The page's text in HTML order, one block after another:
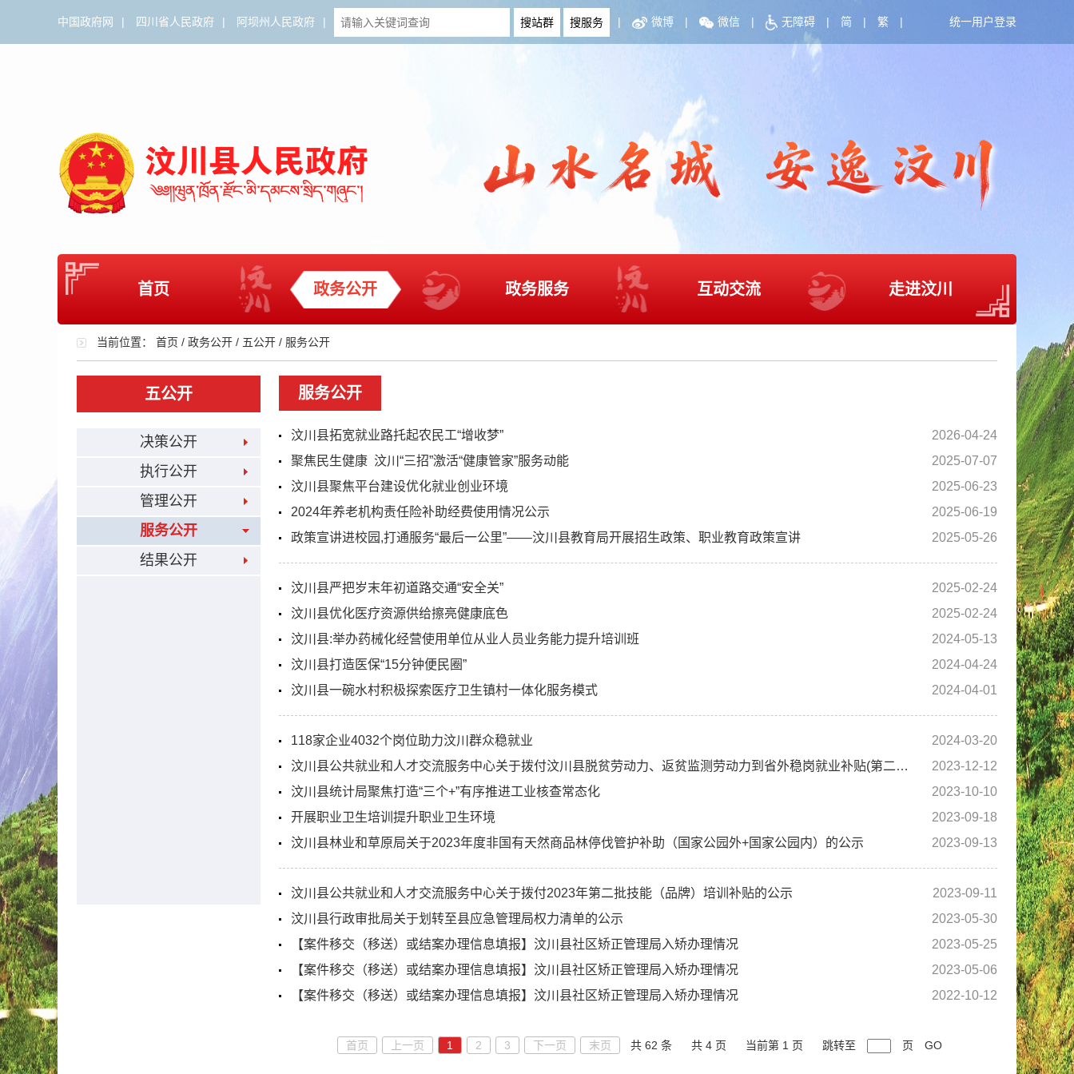
中国政府网 | 四川省人民政府 | 阿坝州人民政府 | | 微博 | 微信 | 无障碍 | 简 | 繁 | 统一用户登录
首页 政务公开 政务服务 互动交流 走进汶川
当前位置： 首页 / 政务公开 / 五公开 / 服务公开
五公开
决策公开
执行公开
管理公开
服务公开
结果公开
服务公开
汶川县拓宽就业路托起农民工“增收梦”
2026-04-24
聚焦民生健康 汶川“三招”激活“健康管家”服务动能
2025-07-07
汶川县聚焦平台建设优化就业创业环境
2025-06-23
2024年养老机构责任险补助经费使用情况公示
2025-06-19
政策宣讲进校园,打通服务“最后一公里”——汶川县教育局开展招生政策、职业教育政策宣讲
2025-05-26
汶川县严把岁末年初道路交通“安全关”
2025-02-24
汶川县优化医疗资源供给擦亮健康底色
2025-02-24
汶川县:举办药械化经营使用单位从业人员业务能力提升培训班
2024-05-13
汶川县打造医保“15分钟便民圈”
2024-04-24
汶川县一碗水村积极探索医疗卫生镇村一体化服务模式
2024-04-01
118家企业4032个岗位助力汶川群众稳就业
2024-03-20
汶川县公共就业和人才交流服务中心关于拨付汶川县脱贫劳动力、返贫监测劳动力到省外稳岗就业补贴(第二批)的公示
2023-12-12
汶川县统计局聚焦打造“三个+”有序推进工业核查常态化
2023-10-10
开展职业卫生培训提升职业卫生环境
2023-09-18
汶川县林业和草原局关于2023年度非国有天然商品林停伐管护补助（国家公园外+国家公园内）的公示
2023-09-13
汶川县公共就业和人才交流服务中心关于拨付2023年第二批技能（品牌）培训补贴的公示
2023-09-11
汶川县行政审批局关于划转至县应急管理局权力清单的公示
2023-05-30
【案件移交（移送）或结案办理信息填报】汶川县社区矫正管理局入矫办理情况
2023-05-25
【案件移交（移送）或结案办理信息填报】汶川县社区矫正管理局入矫办理情况
2023-05-06
【案件移交（移送）或结案办理信息填报】汶川县社区矫正管理局入矫办理情况
2022-10-12
首页 上一页 1 2 3 下一页 末页 共 62 条 共 4 页 当前第 1 页 跳转至 页 GO